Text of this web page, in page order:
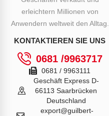
erleichtern Millionen von
Anwendern weltweit den Alltag.
KONTAKTIEREN SIE UNS
0681 /9963717
0681 / 9963111
Geschäft Express D-
66113 Saarbrücken
Deutschland
export@guilbert-